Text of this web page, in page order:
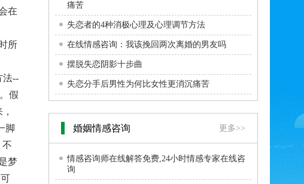
在
所
法--
假
脚
梦
痛苦
失恋者的4种消极心理及心理调节方法
在线情感咨询：我该挽回两次离婚的男友吗
摆脱失恋阴影十步曲
失恋分手后男性为何比女性更消沉痛苦
婚姻情感咨询 更多>>
情感咨询师在线解答免费,24小时情感专家在线咨
询